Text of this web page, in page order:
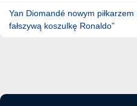
Yan Diomandé nowym piłkarzem
fałszywą koszulkę Ronaldo”